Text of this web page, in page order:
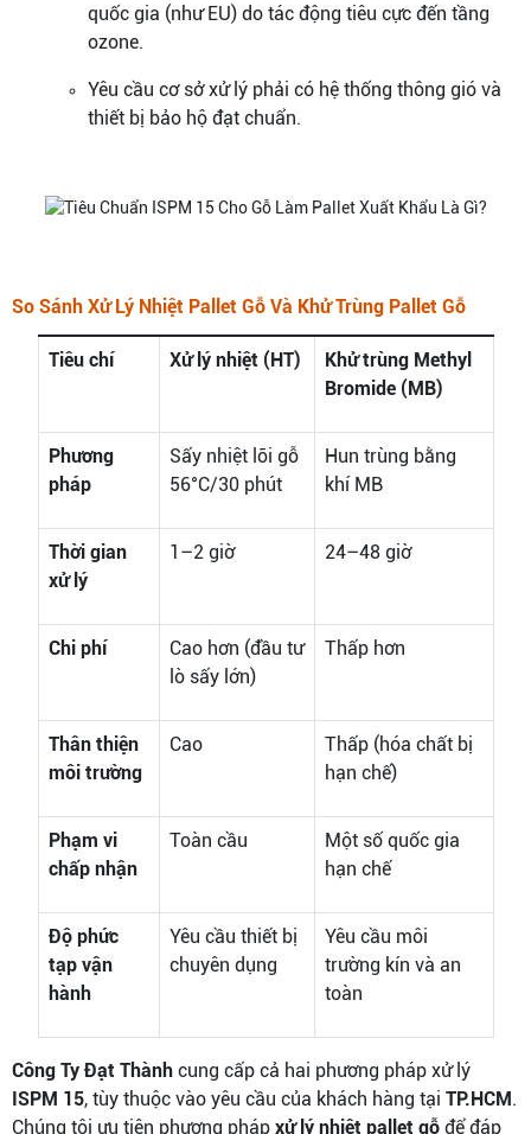
quốc gia (như EU) do tác động tiêu cực đến tầng
ozone.
Yêu cầu cơ sở xử lý phải có hệ thống thông gió và
thiết bị bảo hộ đạt chuẩn.
So Sánh Xử Lý Nhiệt Pallet Gỗ Và Khử Trùng Pallet Gỗ
Tiêu chí Xử lý nhiệt (HT)
Khử trùng Methyl
Bromide (MB)
Phương
pháp
Sấy nhiệt lõi gỗ
56°C/30 phút
Hun trùng bằng
khí MB
Thời gian
xử lý
1–2 giờ 24–48 giờ
Chi phí
Cao hơn (đầu tư
lò sấy lớn)
Thấp hơn
Thân thiện
môi trường
Cao
Thấp (hóa chất bị
hạn chế)
Phạm vi
chấp nhận
Toàn cầu
Một số quốc gia
hạn chế
Độ phức
tạp vận
hành
Yêu cầu thiết bị
chuyên dụng
Yêu cầu môi
trường kín và an
toàn
Công Ty Đạt Thành cung cấp cả hai phương pháp xử lý
ISPM 15, tùy thuộc vào yêu cầu của khách hàng tại TP.HCM.
Chúng tôi ưu tiên phương pháp xử lý nhiệt pallet gỗ để đáp